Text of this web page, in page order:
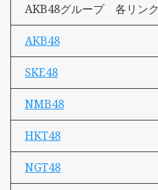
AKB48グループ 各リンク
AKB48
SKE48
NMB48
HKT48
NGT48